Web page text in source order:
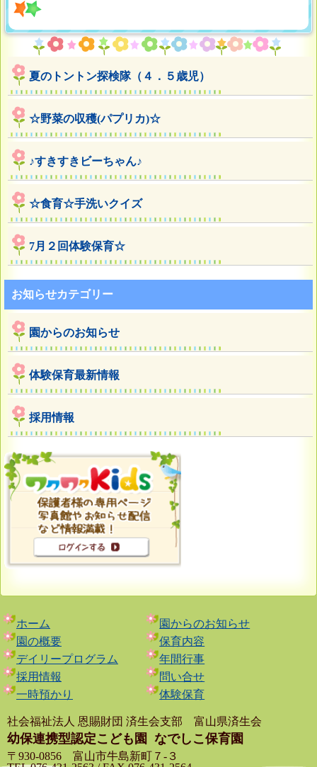
夏のトントン探検隊（４．５歳児）
☆野菜の収穫(パプリカ)☆
♪すきすきビーちゃん♪
☆食育☆手洗いクイズ
7月２回体験保育☆
お知らせカテゴリー
園からのお知らせ
体験保育最新情報
採用情報
ホーム
園からのお知らせ
園の概要
保育内容
デイリープログラム
年間行事
採用情報
問い合せ
一時預かり
体験保育
社会福祉法人 恩賜財団 済生会支部 富山県済生会
幼保連携型認定こども園 なでしこ保育園
〒930-0856 富山市牛島新町７-３